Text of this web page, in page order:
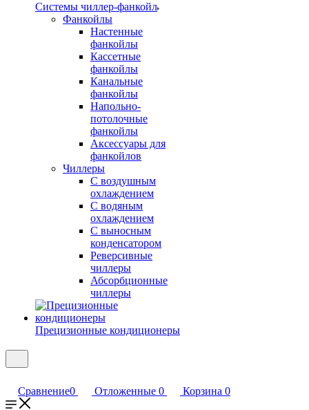
Системы чиллер-фанкойл
Фанкойлы
Настенные
фанкойлы
Кассетные
фанкойлы
Канальные
фанкойлы
Напольно-
потолочные
фанкойлы
Аксессуары для
фанкойлов
Чиллеры
С воздушным
охлаждением
С водяным
охлаждением
С выносным
конденсатором
Реверсивные
чиллеры
Абсорбционные
чиллеры
Прецизионные кондиционеры
Сравнение0 Отложенные 0 Корзина 0